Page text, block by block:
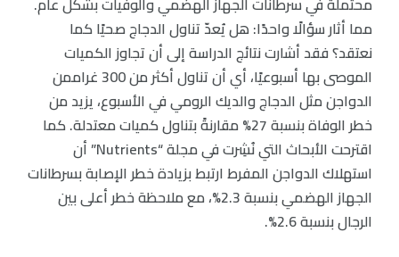
مما أثار سؤالًا واحدًا: هل يُعدّ تناول الدجاج صحيًا كما
نعتقد؟ فقد أشارت نتائج الدراسة إلى أن تجاوز الكميات
الموصى بها أسبوعيًا، أي أن تناول أكثر من 300 غراممن
الدواجن مثل الدجاج والديك الرومي في الأسبوع، يزيد من
خطر الوفاة بنسبة 27% مقارنةً بتناول كميات معتدلة. كما
اقترحت الأبحاث التي نُشِرت في مجلة “Nutrients” أن
استهلاك الدواجن المفرط ارتبط بزيادة خطر الإصابة بسرطانات
الجهاز الهضمي بنسبة 2.3%، مع ملاحظة خطر أعلى بين
الرجال بنسبة 2.6%.